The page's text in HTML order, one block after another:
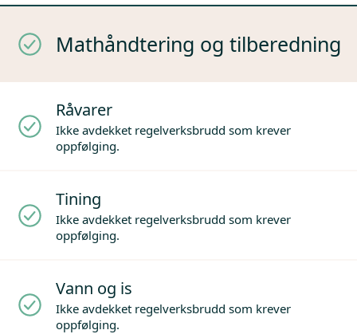
Mathåndtering og tilberedning
Råvarer
Ikke avdekket regelverksbrudd som krever
oppfølging.
Tining
Ikke avdekket regelverksbrudd som krever
oppfølging.
Vann og is
Ikke avdekket regelverksbrudd som krever
oppfølging.